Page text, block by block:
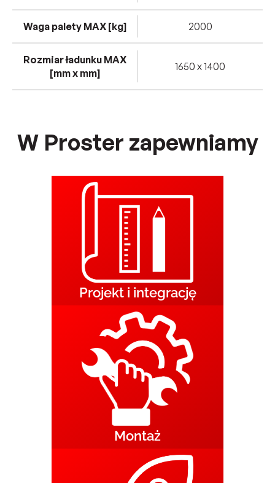
Waga palety MAX [kg] 2000
Rozmiar ładunku MAX
[mm x mm]
1650 x 1400
W Proster zapewniamy
Projekt i integrację
Montaż